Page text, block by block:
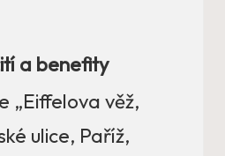
a benefity
„Eiffelova věž,
ulice, Paříž,